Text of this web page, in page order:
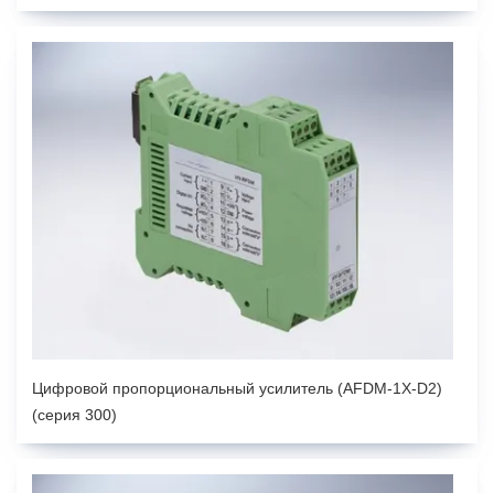
Цифровой пропорциональный усилитель (AFDM-1X-D2)
(серия 300)